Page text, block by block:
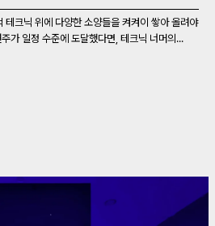
테크닉 위에 다양한 소양들을 켜켜이 쌓아 올려야
가 일정 수준에 도달했다면, 테크닉 너머의...